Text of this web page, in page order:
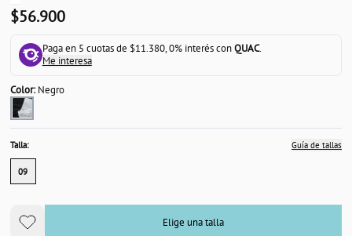
$56.900
Paga en 5 cuotas de $11.380, 0% interés conQUAC.
Me interesa
Color:Negro
Talla: Guía de tallas
09
Elige una talla